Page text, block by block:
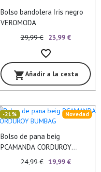
Bolso bandolera Iris negro
VEROMODA
29,99 € 23,99 €
favorite_border
shopping_cartAñadir a la cesta
Bolso de pana beig
PCAMANDA CORDUROY
BUMBAG
Novedad
-21%
24,99 € 19,99 €